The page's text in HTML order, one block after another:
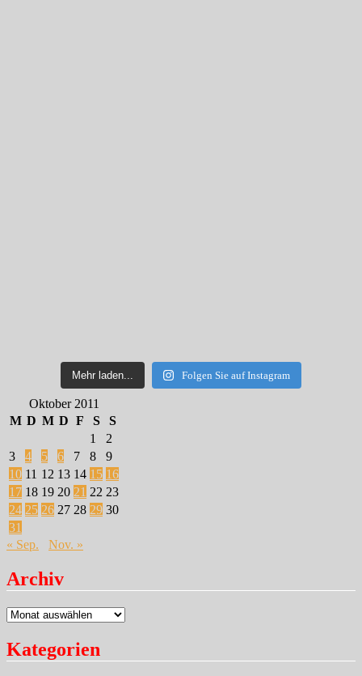
Mehr laden... Folgen Sie auf Instagram
Oktober 2011
M D M D F S
S
1
2
3
4 5 6 7 8
9
10 11 12 13 14 15 16
17 18 19 20 21 22 23
24 25 26 27 28 29 30
31
« Sep.
Nov. »
Archiv
Archiv
Kategorien